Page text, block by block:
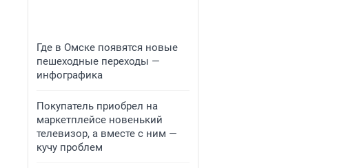
Где в Омске появятся новые
пешеходные переходы —
инфографика
Покупатель приобрел на
маркетплейсе новенький
телевизор, а вместе с ним —
кучу проблем